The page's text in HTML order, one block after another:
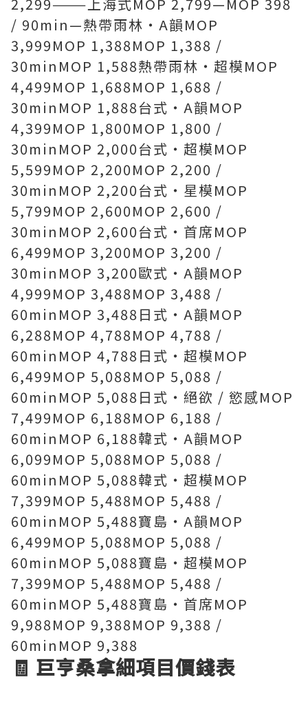
/ 90min—熱帶雨林・A韻MOP
3,999MOP 1,388MOP 1,388 /
30minMOP 1,588熱帶雨林・超模MOP
4,499MOP 1,688MOP 1,688 /
30minMOP 1,888台式・A韻MOP
4,399MOP 1,800MOP 1,800 /
30minMOP 2,000台式・超模MOP
5,599MOP 2,200MOP 2,200 /
30minMOP 2,200台式・星模MOP
5,799MOP 2,600MOP 2,600 /
30minMOP 2,600台式・首席MOP
6,499MOP 3,200MOP 3,200 /
30minMOP 3,200歐式・A韻MOP
4,999MOP 3,488MOP 3,488 /
60minMOP 3,488日式・A韻MOP
6,288MOP 4,788MOP 4,788 /
60minMOP 4,788日式・超模MOP
6,499MOP 5,088MOP 5,088 /
60minMOP 5,088日式・絕欲 / 慾感MOP
7,499MOP 6,188MOP 6,188 /
60minMOP 6,188韓式・A韻MOP
6,099MOP 5,088MOP 5,088 /
60minMOP 5,088韓式・超模MOP
7,399MOP 5,488MOP 5,488 /
60minMOP 5,488寶島・A韻MOP
6,499MOP 5,088MOP 5,088 /
60minMOP 5,088寶島・超模MOP
7,399MOP 5,488MOP 5,488 /
60minMOP 5,488寶島・首席MOP
9,988MOP 9,388MOP 9,388 /
60minMOP 9,388
🧾 巨亨桑拿細項目價錢表